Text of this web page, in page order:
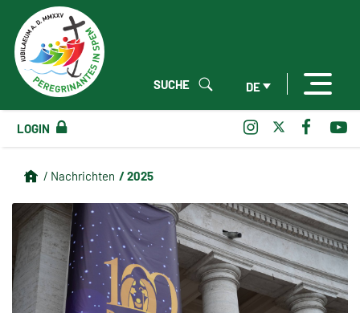
DE
SUCHE
LOGIN
/ Nachrichten / 2025